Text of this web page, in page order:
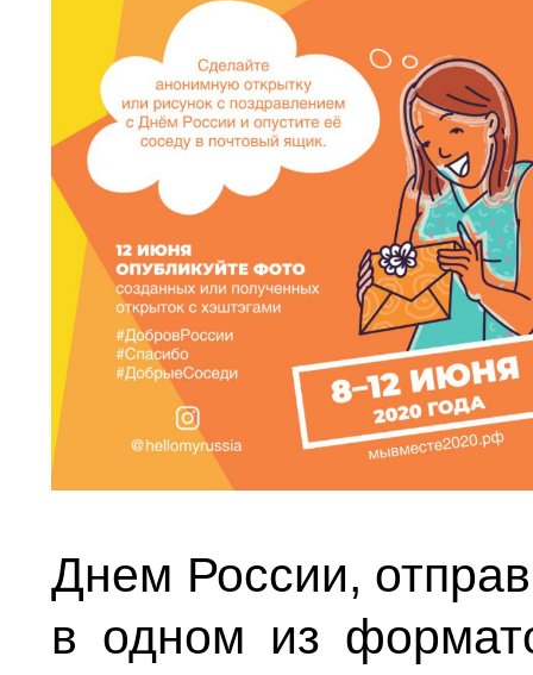
Днем России,
в одном из